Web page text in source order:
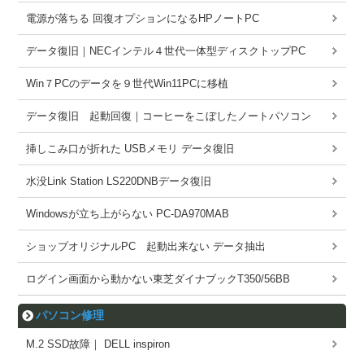
電源が落ちる 回復オプションになるHPノートPC
データ復旧｜NECインテル４世代一体型ディスクトップPC
Win７PCのデータを９世代Win11PCに移植
データ復旧 起動回復｜コーヒーをこぼしたノートパソコン
挿しこみ口が折れた USBメモリ データ復旧
水没Link Station LS220DNBデータ復旧
Windowsが立ち上がらない PC-DA970MAB
ショップオリジナルPC 起動出来ない データ抽出
ログイン画面から動かない東芝ダイナブックT350/56BB
パソコン修理
M.2 SSD故障｜ DELL inspiron